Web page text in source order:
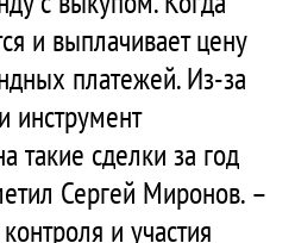
и выплачивает цену
платежей. Из-за
инструмент
такие сделки за год
Сергей Миронов. –
и участия